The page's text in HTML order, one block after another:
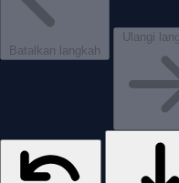
♞
sebagai kekalahan.
🧠 Analisis permainan ini
Tanding ulang
Batalkan langkah
Ulangi